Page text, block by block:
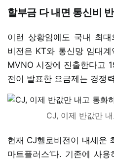
할부금 다 내면 통신비
이런 상황임에도 국내 최
비전은 KT와 통신망 임대
MVNO 시장에 진출한다고
전이 발표한 요금제는 경쟁
CJ, 이제 반값만
현재 CJ헬로비전이 내세운
마트플러스’다. 기존에 사